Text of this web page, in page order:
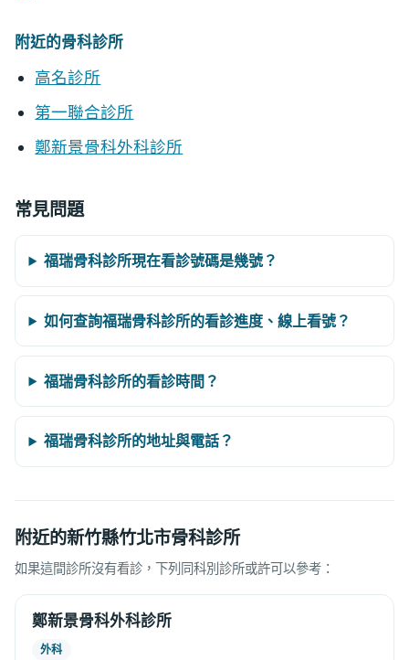
附近的骨科診所
高名診所
第一聯合診所
鄭新景骨科外科診所
常見問題
福瑞骨科診所現在看診號碼是幾號？
如何查詢福瑞骨科診所的看診進度、線上看號？
福瑞骨科診所的看診時間？
福瑞骨科診所的地址與電話？
附近的新竹縣竹北市骨科診所
如果這間診所沒有看診，下列同科別診所或許可以參考：
鄭新景骨科外科診所
外科